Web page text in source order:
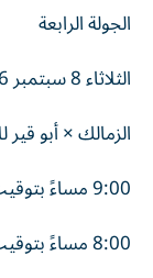
الجولة الرابعة
الثلاثاء 8 سبتمبر 2026
الزمالك × أبو
9:00 مساءً بتوقيت الإمارات
8:00 مساءً بتوقيت مصر